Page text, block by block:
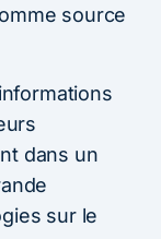
source
dans un
sur le